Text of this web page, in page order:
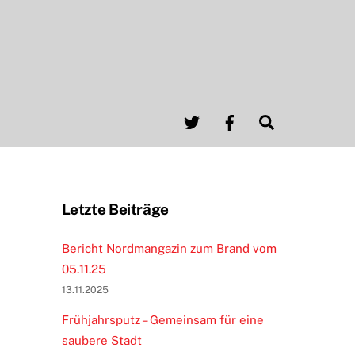
Twitter Facebook
Letzte Beiträge
Bericht Nordmangazin zum Brand vom
05.11.25
13.11.2025
Frühjahrsputz – Gemeinsam für eine
saubere Stadt